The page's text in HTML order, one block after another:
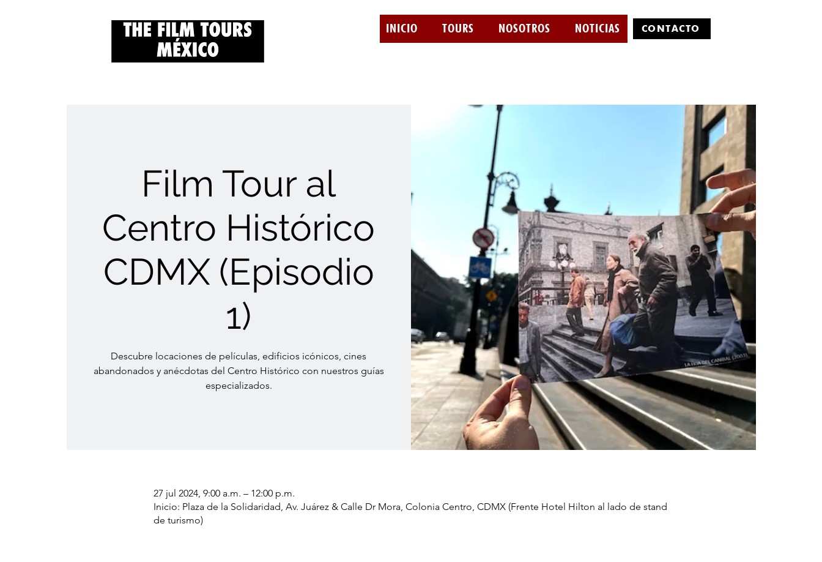
INICIO TOURS NOSOTROS NOTICIAS CONTÁCTO
Film Tour al
Centro Histórico
CDMX (Episodio
1)
Descubre locaciones de películas, edificios icónicos, cines
abandonados y anécdotas del Centro Histórico con nuestros guías
especializados.
27 jul 2024, 9:00 a.m. – 12:00 p.m.
Inicio: Plaza de la Solidaridad, Av. Juárez & Calle Dr Mora, Colonia Centro, CDMX (Frente Hotel Hilton al lado de stand
de turismo)